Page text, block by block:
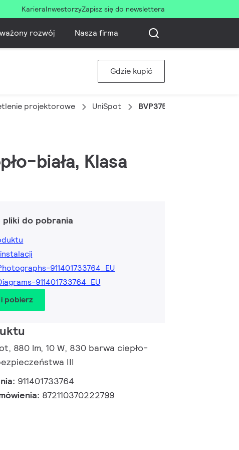
KarieraInwestorzyZapisz się do newslettera
rozwój Nasza firma
Gdzie kupić
projektorowe UniSpot BVP375 1LED 30K 24V 25
biała, Klasa
pliki do pobrania
911401733764_EU
911401733764_EU
pobierz
880 lm, 10 W, 830 barwa ciepło-
III
911401733764
872110370222799